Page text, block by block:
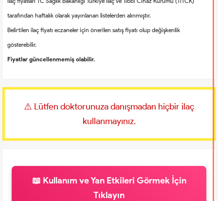
tarafından haftalık olarak yayınlanan listelerden alınmıştır.
Belirtilen ilaç fiyatı eczaneler için önerilen satış fiyatı olup değişkenlik
gösterebilir.
Fiyatlar güncellenmemiş olabilir.
⚠️ Lütfen doktorunuza danışmadan hiçbir ilaç
kullanmayınız.
📖 Kullanım ve Yan Etkileri Görmek İçin
Tıklayın